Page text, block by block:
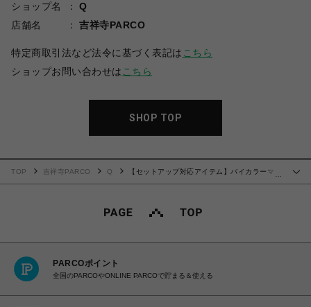
ショップ名
Q
店舗名
吉祥寺PARCO
特定商取引法など法令に基づく表記は こちら
ショップお問い合わせは こちら
SHOP TOP
…
TOP 吉祥寺PARCO Q
【セットアップ対応アイテム】バイカラーマキ
PARCOポイント
全国のPARCOやONLINE PARCOで貯まる＆使える